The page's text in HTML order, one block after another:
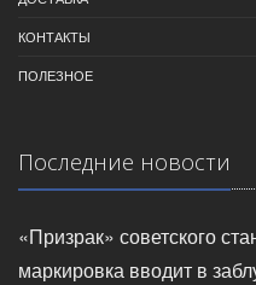
КОНТАКТЫ
ПОЛЕЗНОЕ
Последние новости
«Призрак» советского
маркировка вводит в